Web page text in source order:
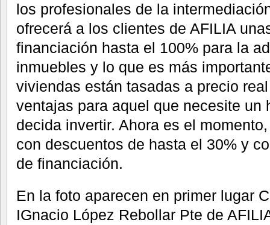
los profesionales de la
ofrecerá a los clientes de AFILIA
financiación hasta el 100% para la
inmuebles y lo que es más
viviendas están tasadas a precio
ventajas para aquel que necesite un
decida invertir. Ahora es el
con descuentos de hasta el 30% y
de financiación.
En la foto aparecen en primer lugar
IGnacio López Rebollar Pte de